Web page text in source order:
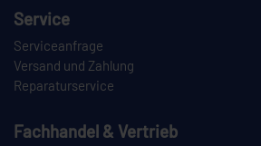
Service
Serviceanfrage
Versand und Zahlung
Reparaturservice
Fachhandel & Vertrieb